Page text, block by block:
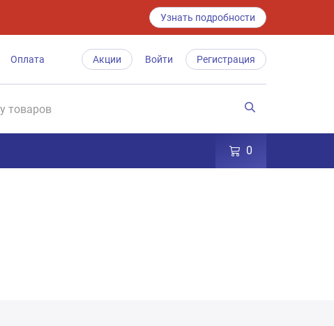
Узнать подробности
Оплата Акции Войти Регистрация
0